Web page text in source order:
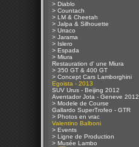
> Diablo
> Countach
> LM & Cheetah
> Jalpa & Silhouette
> Urraco
> Jarama
> Islero
> Espada
> Miura
Restauration d' une Miura
> 350 GT & 400 GT
> Concept Cars Lamborghini
Egoista - 2013
SUV Urus - Beijing 2012
Aventador Jota - Geneve 2012
> Modele de Course
Gallardo SuperTrofeo - GTR
> Photos en vrac
Valentino Balboni
> Events
> Ligne de Production
> Musée Lambo